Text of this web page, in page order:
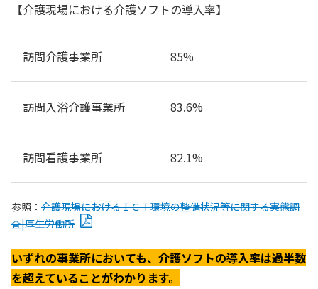
【介護現場における介護ソフトの導入率】
訪問介護事業所 85%
訪問入浴介護事業所 83.6%
訪問看護事業所 82.1%
参照： 介護現場におけるＩＣＴ環境の整備状況等に関する実態調
査|厚生労働所
いずれの事業所においても、介護ソフトの導入率は過半数
を超えていることがわかります。